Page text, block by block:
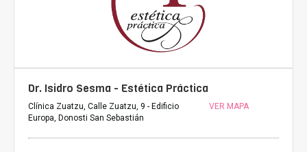
Dr. Isidro Sesma - Estética Práctica
Clínica Zuatzu, Calle Zuatzu, 9 - Edificio
Europa, Donosti San Sebastián
VER MAPA